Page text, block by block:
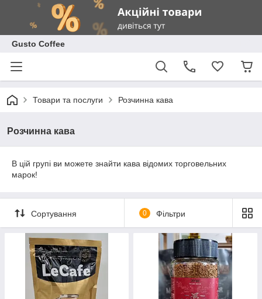
Gusto Coffee
Товари та послуги Розчинна кава
Розчинна кава
В цій групі ви можете знайти кава відомих торговельних
марок!
Сортування 0 Фільтри